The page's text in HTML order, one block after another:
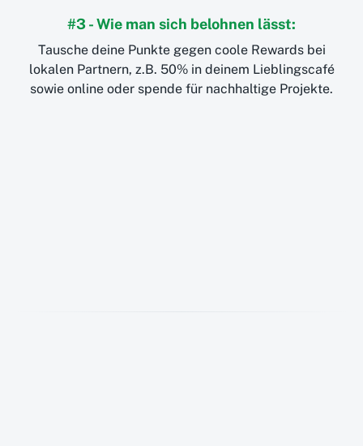
#3 - Wie man sich belohnen lässt:
Tausche deine Punkte gegen coole Rewards bei
lokalen Partnern, z.B. 50% in deinem Lieblingscafé
sowie online oder spende für nachhaltige Projekte.